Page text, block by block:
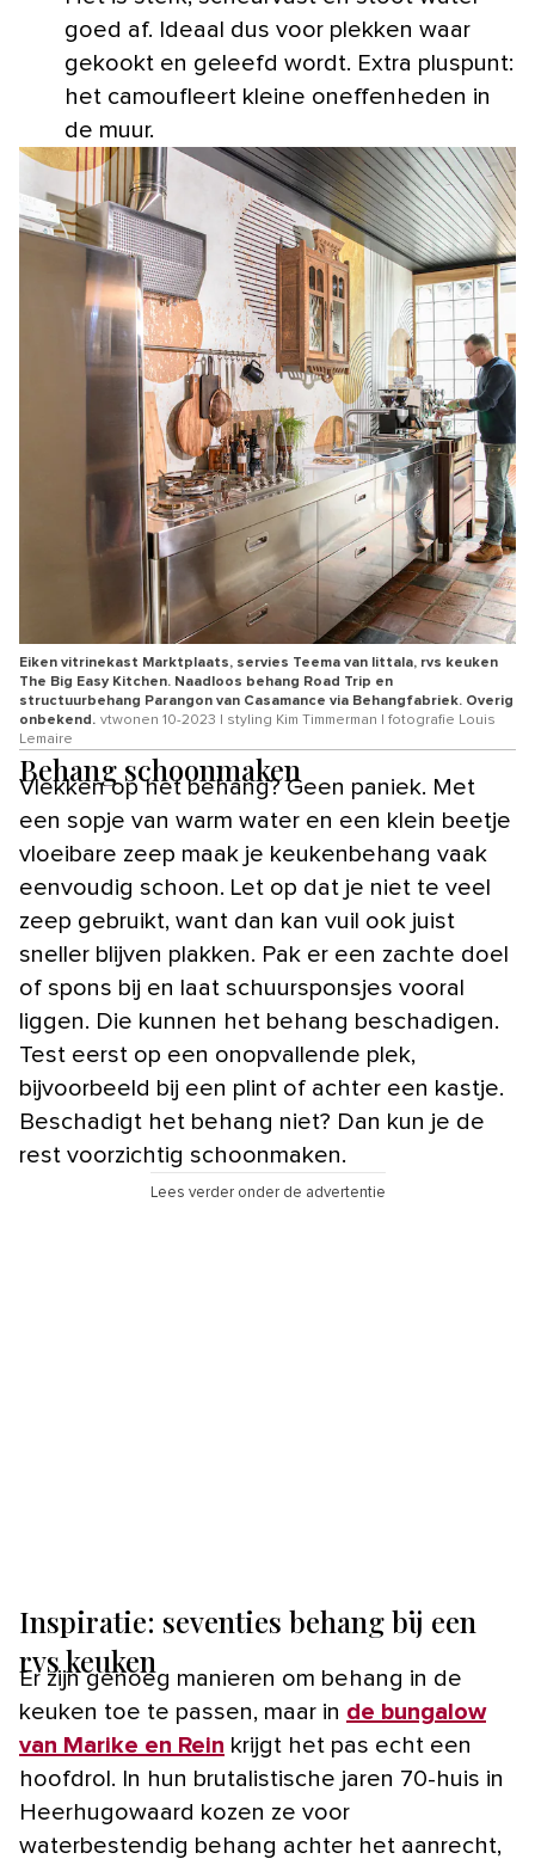
goed af. Ideaal dus voor plekken waar
gekookt en geleefd wordt. Extra pluspunt:
het camoufleert kleine oneffenheden in
de muur.
Eiken vitrinekast Marktplaats, servies Teema van Iittala, rvs keuken
The Big Easy Kitchen. Naadloos behang Road Trip en
structuurbehang Parangon van Casamance via Behangfabriek. Overig
onbekend. vtwonen 10-2023 | styling Kim Timmerman | fotografie Louis
Lemaire
Behang schoonmaken
Vlekken op het behang? Geen paniek. Met
een sopje van warm water en een klein beetje
vloeibare zeep maak je keukenbehang vaak
eenvoudig schoon. Let op dat je niet te veel
zeep gebruikt, want dan kan vuil ook juist
sneller blijven plakken. Pak er een zachte doel
of spons bij en laat schuursponsjes vooral
liggen. Die kunnen het behang beschadigen.
Test eerst op een onopvallende plek,
bijvoorbeeld bij een plint of achter een kastje.
Beschadigt het behang niet? Dan kun je de
rest voorzichtig schoonmaken.
Lees verder onder de advertentie
Inspiratie: seventies behang bij een
rvs keuken
Er zijn genoeg manieren om behang in de
keuken toe te passen, maar in de bungalow
van Marike en Rein krijgt het pas echt een
hoofdrol. In hun brutalistische jaren 70-huis in
Heerhugowaard kozen ze voor
waterbestendig behang achter het aanrecht,